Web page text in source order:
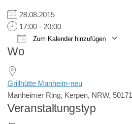
28.08.2015
17:00 - 20:00
Zum Kalender hinzufügen
Wo
Grillhütte Manheim-neu
Manheimer Ring, Kerpen, NRW, 50171
Veranstaltungstyp